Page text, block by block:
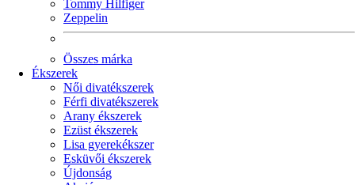
Tommy Hilfiger
Zeppelin
Összes márka
Ékszerek
Női divatékszerek
Férfi divatékszerek
Arany ékszerek
Ezüst ékszerek
Lisa gyerekékszer
Esküvői ékszerek
Újdonság